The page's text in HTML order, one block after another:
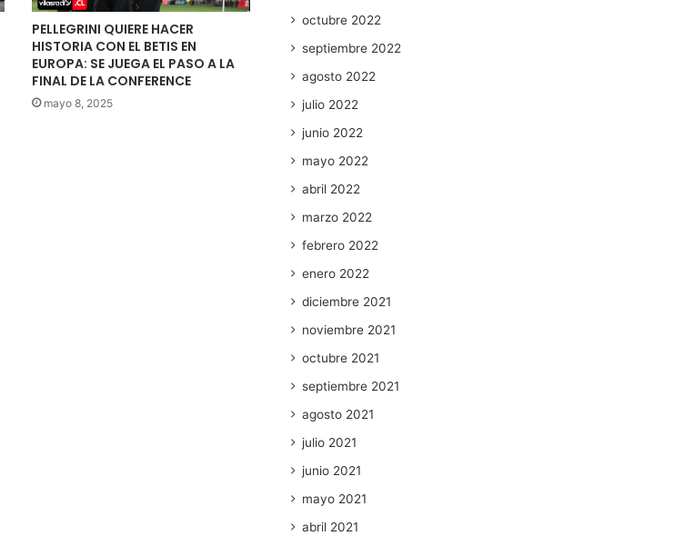
PELLEGRINI QUIERE HACER
HISTORIA CON EL BETIS EN
EUROPA: SE JUEGA EL PASO A LA
FINAL DE LA CONFERENCE
mayo 8, 2025
octubre 2022
septiembre 2022
agosto 2022
julio 2022
junio 2022
mayo 2022
abril 2022
marzo 2022
febrero 2022
enero 2022
diciembre 2021
noviembre 2021
octubre 2021
septiembre 2021
agosto 2021
julio 2021
junio 2021
mayo 2021
abril 2021